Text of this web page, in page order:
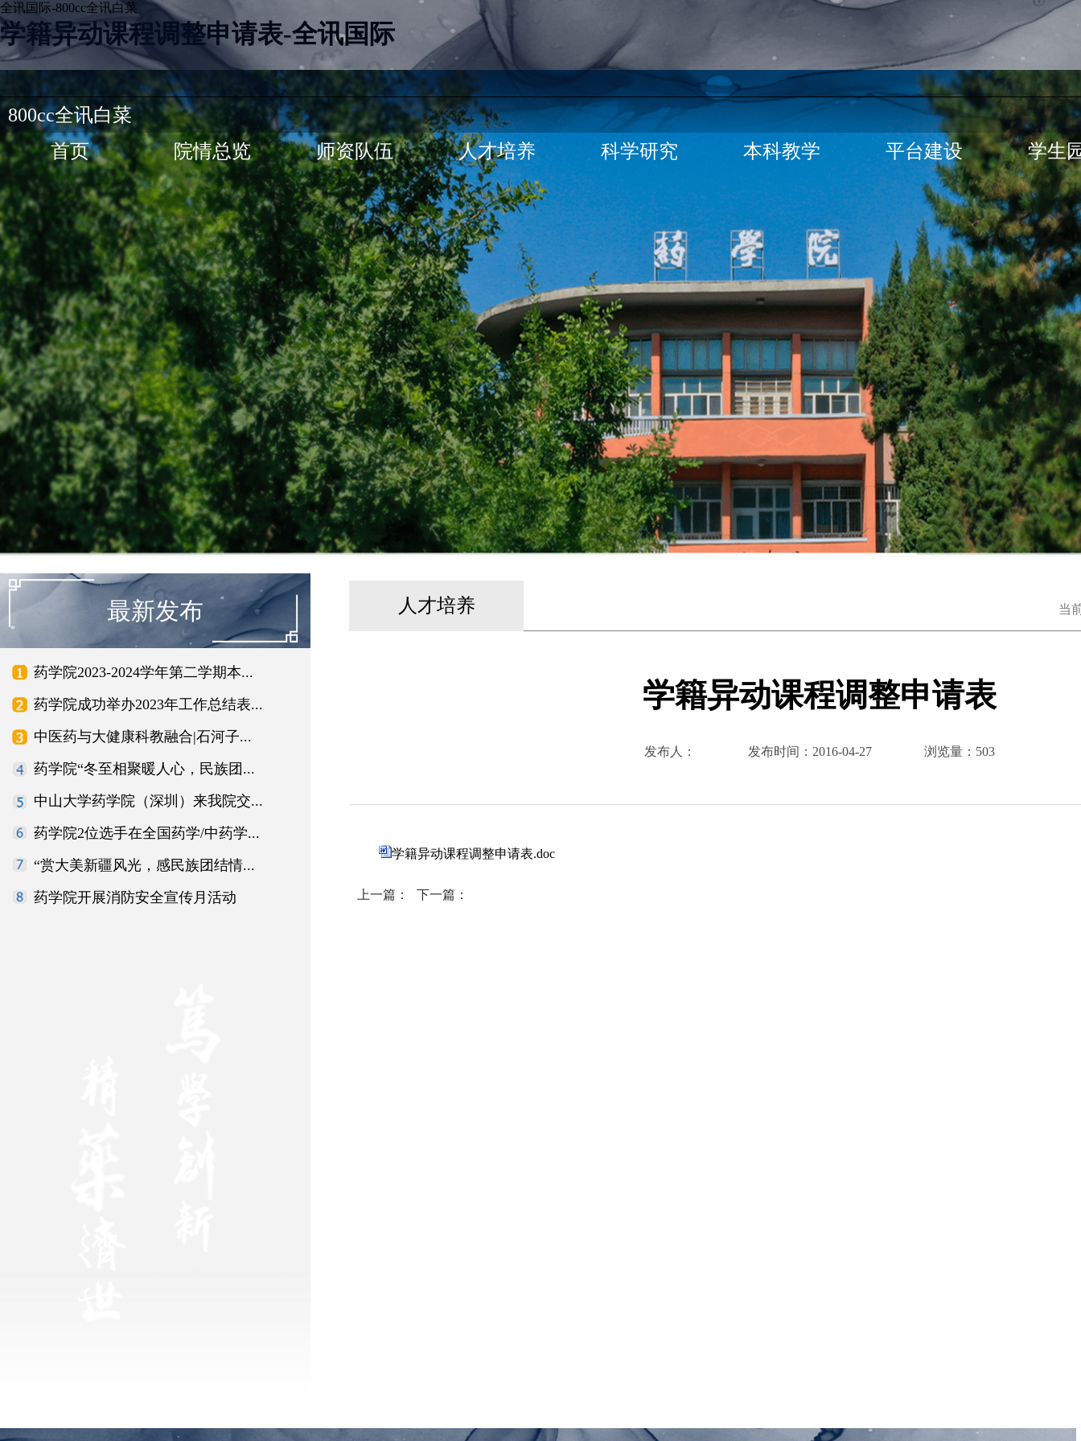
学籍异动课程调整申请表-全讯国际
全讯国际-800cc全讯白菜
800cc全讯白菜
首页
院情总览 师资队伍 人才培养 科学研究 本科教学 平台建设 学生
最新发布
药学院2023-2024学年第二学期本...
药学院成功举办2023年工作总结表...
中医药与大健康科教融合|石河子...
药学院“冬至相聚暖人心，民族团...
中山大学药学院（深圳）来我院交...
药学院2位选手在全国药学/中药学...
“赏大美新疆风光，感民族团结情...
药学院开展消防安全宣传月活动
人才培养 当
学籍异动课程调整申请表
发布人： 发布时间： 2016-04-27 浏览量： 503
学籍异动课程调整申请表.doc
上一篇： 下一篇：